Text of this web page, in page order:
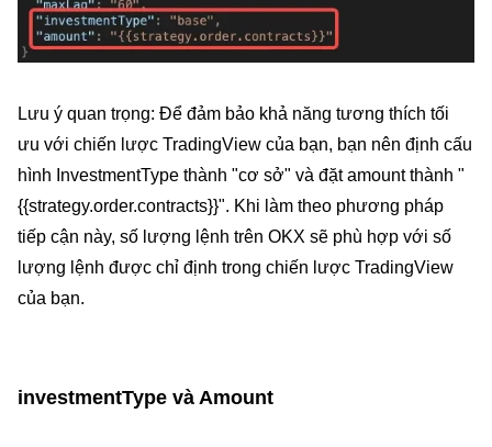
Lưu ý quan trọng: Để đảm bảo khả năng tương thích tối
ưu với chiến lược TradingView của bạn, bạn nên định cấu
hình InvestmentType thành "cơ sở" và đặt amount thành "
{{strategy.order.contracts}}". Khi làm theo phương pháp
tiếp cận này, số lượng lệnh trên OKX sẽ phù hợp với số
lượng lệnh được chỉ định trong chiến lược TradingView
của bạn.
investmentType và Amount